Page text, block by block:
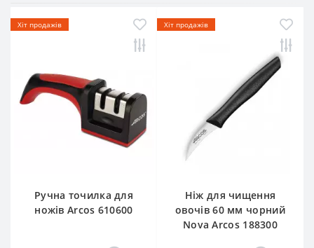
Хіт продажів
Ручна точилка для
ножів Arcos 610600
Хіт продажів
Ніж для чищення
овочів 60 мм чорний
Nova Arcos 188300